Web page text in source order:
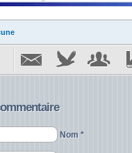
Nom *